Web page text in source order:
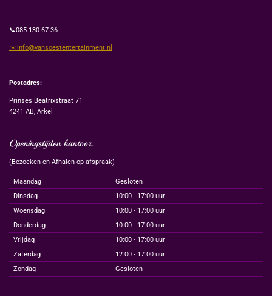
📞085 130 67 36
✉️info@vansoestentertainment.nl
Postadres:
Prinses Beatrixstraat 71
4241 AB, Arkel
Openingstijden kantoor:
(Bezoeken en Afhalen op afspraak)
Maandag
Gesloten
Dinsdag
10:00 - 17:00 uur
Woensdag
10:00 - 17:00 uur
Donderdag
10:00 - 17:00 uur
Vrijdag
10:00 - 17:00 uur
Zaterdag
12:00 - 17:00 uur
Zondag
Gesloten